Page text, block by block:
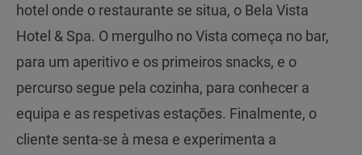
hotel onde o restaurante se situa, o Bela Vista
Hotel & Spa. O mergulho no Vista começa no bar,
para um aperitivo e os primeiros snacks, e o
percurso segue pela cozinha, para conhecer a
equipa e as respetivas estações. Finalmente, o
cliente senta-se à mesa e experimenta a